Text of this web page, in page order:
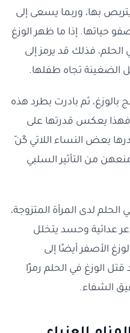
بها، وربما يسعى إلى
حياتها. إذا ما ظهر الوزغ
فذلك قد يرمز إلى
الضغينة تجاه طفلها.
بالوزغ، ثم بادرت بطرد هذه
فهذا يعكس قدرتها على
بعض النساء اللاتي كُنّ
من التأثير السلبي
الحلم لدى المرأة المتزوجة،
عدائية وحسد يتخلل
الأصفر أيضًا إلى
الوزغ في الحلم رمزًا
الشفاء.